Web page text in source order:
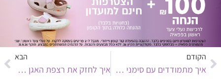
הקודם
איך מתמודדים עם סימני מתיחה בהריון
הבא
איך לחזק את רצפת האגן בהריון ולאחר הלידה